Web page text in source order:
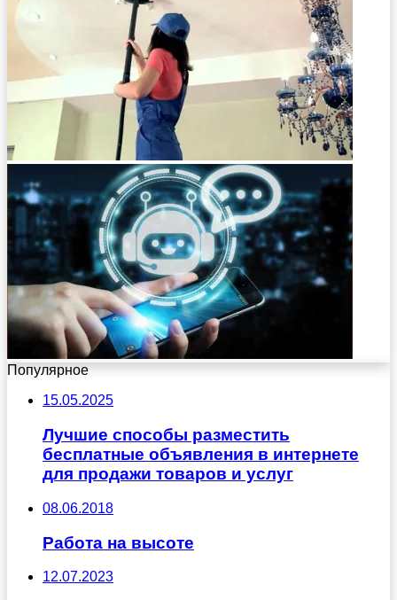
Популярное
15.05.2025
Лучшие способы разместить
бесплатные объявления в интернете
для продажи товаров и услуг
08.06.2018
Работа на высоте
12.07.2023